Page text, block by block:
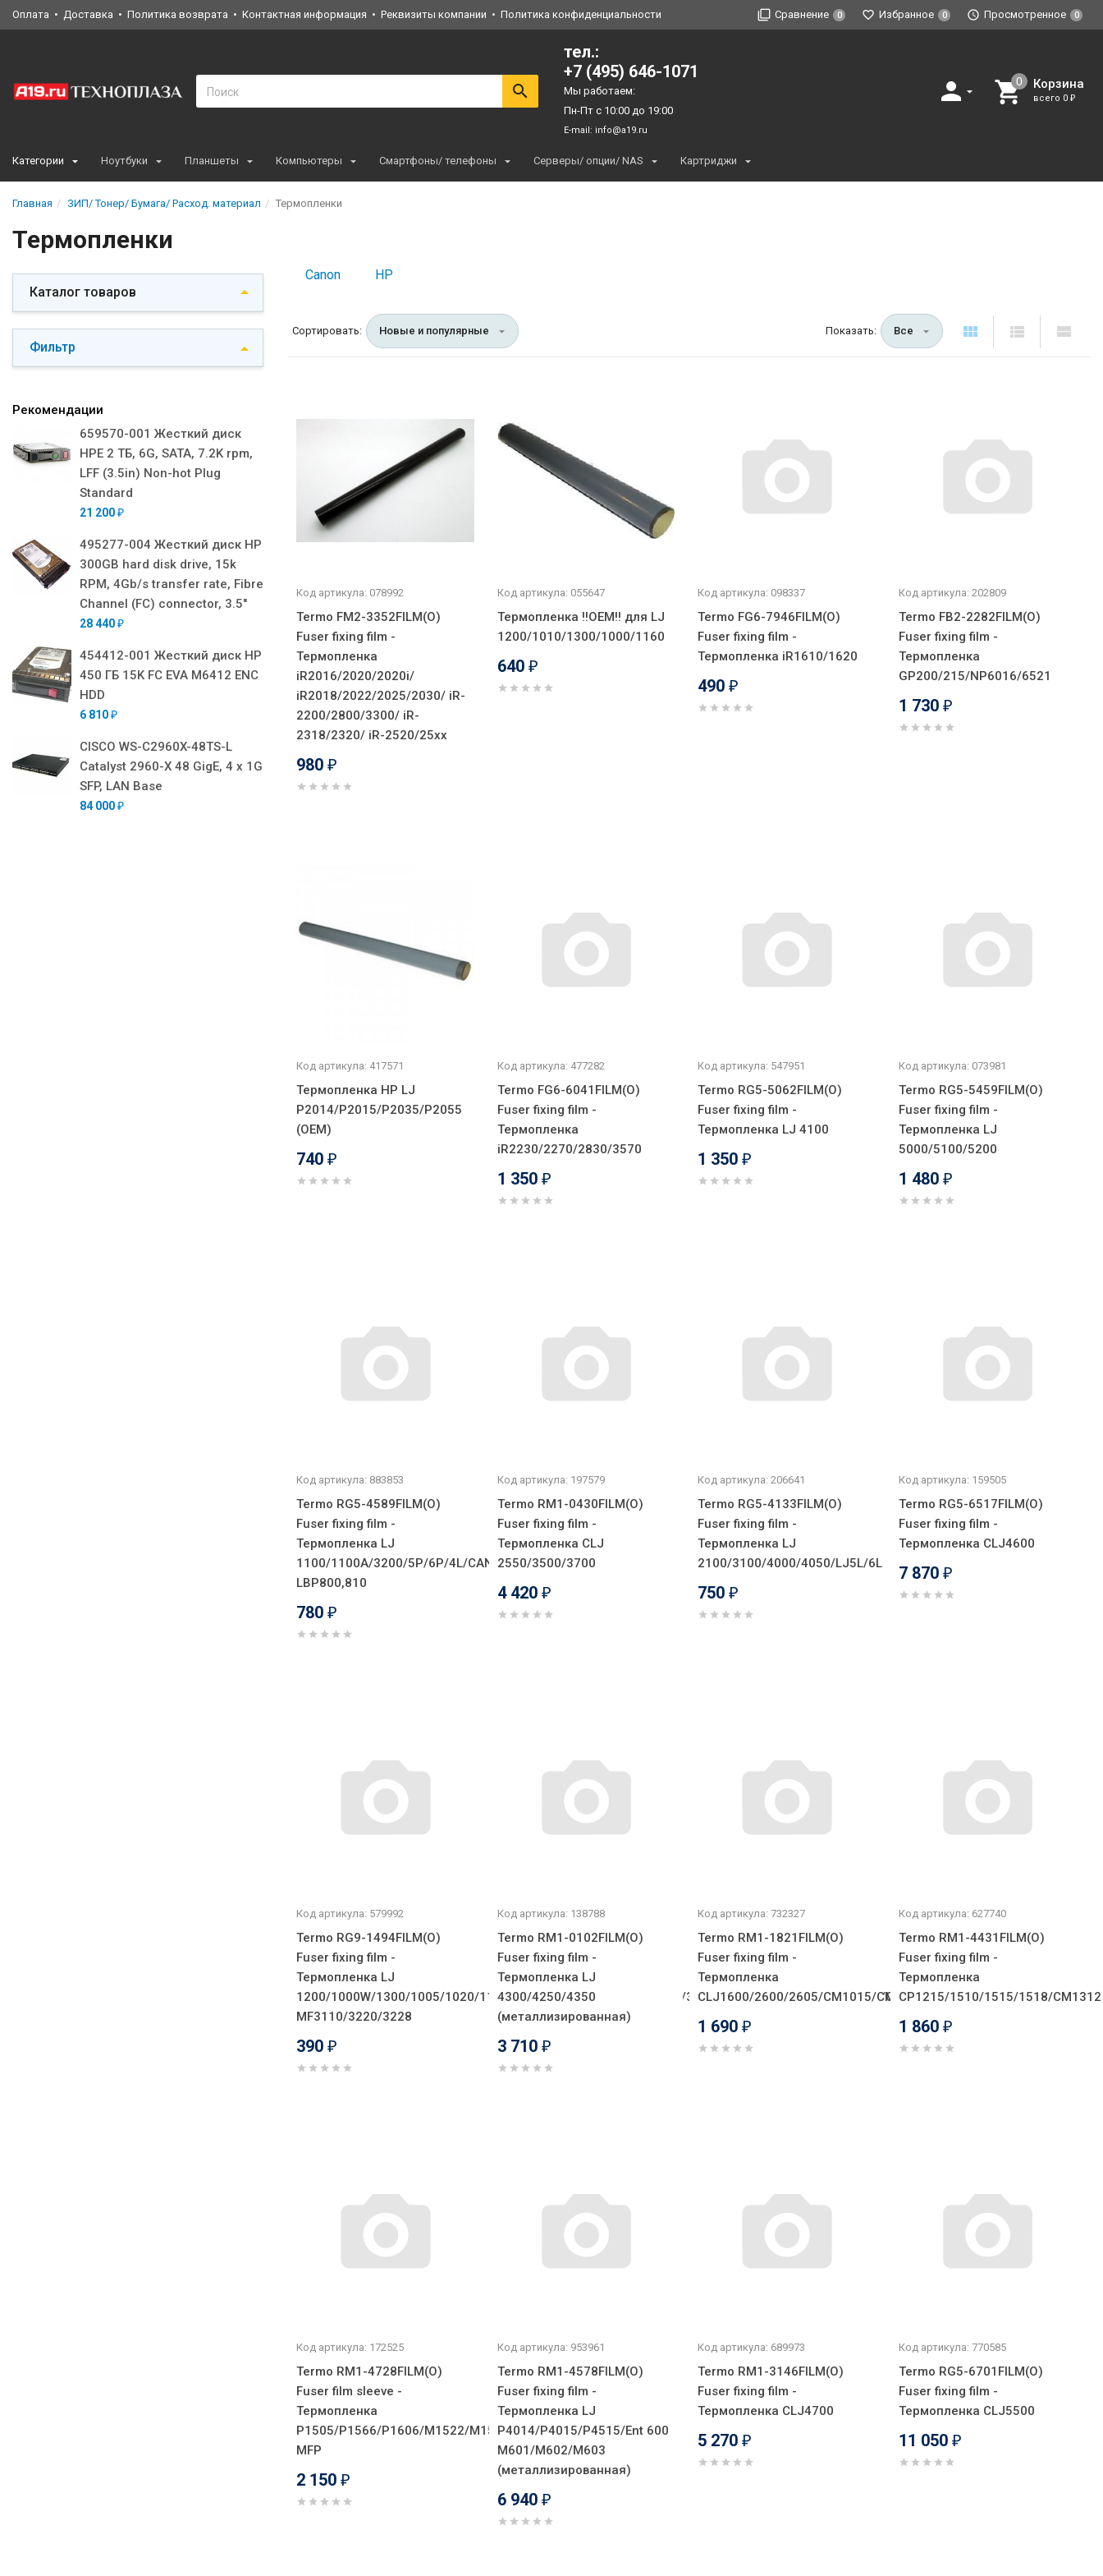
Оплата Доставка Политика возврата Контактная информация Реквизиты компании Политика конфиденциальности Сравнение 0 Избранное 0 Просмотренное 0
тел.:
+7 (495) 646-1071
Мы работаем:
Пн-Пт с 10:00 до 19:00
E-mail: info@a19.ru
Корзина
всего 0 ₽
Категории Ноутбуки Планшеты Компьютеры Смартфоны/ телефоны Серверы/ опции/ NAS Картриджи
Главная ЗИП/ Тонер/ Бумага/ Расход. материал Термопленки
Термопленки
Каталог товаров
Фильтр
Рекомендации
659570-001 Жесткий диск
HPE 2 ТБ, 6G, SATA, 7.2K rpm,
LFF (3.5in) Non-hot Plug
Standard
21 200 ₽
495277-004 Жесткий диск HP
300GB hard disk drive, 15k
RPM, 4Gb/s transfer rate, Fibre
Channel (FC) connector, 3.5"
28 440 ₽
454412-001 Жесткий диск HP
450 ГБ 15K FC EVA M6412 ENC
HDD
6 810 ₽
CISCO WS-C2960X-48TS-L
Catalyst 2960-X 48 GigE, 4 x 1G
SFP, LAN Base
84 000 ₽
Canon HP
Сортировать: Новые и популярные Показать: Все
Код артикула: 078992
Termo FM2-3352FILM(O)
Fuser fixing film -
Термопленка
iR2016/2020/2020i/
iR2018/2022/2025/2030/ iR-
2200/2800/3300/ iR-
2318/2320/ iR-2520/25хх
980 ₽
Код артикула: 055647
Термопленка !!ОЕМ!! для LJ
1200/1010/1300/1000/1160
640 ₽
Код артикула: 098337
Termo FG6-7946FILM(O)
Fuser fixing film -
Термопленка iR1610/1620
490 ₽
Код артикула: 202809
Termo FB2-2282FILM(O)
Fuser fixing film -
Термопленка
GP200/215/NP6016/6521
1 730 ₽
Код артикула: 417571
Термопленка HP LJ
P2014/P2015/P2035/P2055
(OEM)
740 ₽
Код артикула: 477282
Termo FG6-6041FILM(O)
Fuser fixing film -
Термопленка
iR2230/2270/2830/3570
1 350 ₽
Код артикула: 547951
Termo RG5-5062FILM(O)
Fuser fixing film -
Термопленка LJ 4100
1 350 ₽
Код артикула: 073981
Termo RG5-5459FILM(O)
Fuser fixing film -
Термопленка LJ
5000/5100/5200
1 480 ₽
Код артикула: 883853
Termo RG5-4589FILM(O)
Fuser fixing film -
Термопленка LJ
1100/1100A/3200/5P/6P/4L/CANON-
LBP800,810
780 ₽
Код артикула: 197579
Termo RM1-0430FILM(O)
Fuser fixing film -
Термопленка CLJ
2550/3500/3700
4 420 ₽
Код артикула: 206641
Termo RG5-4133FILM(O)
Fuser fixing film -
Термопленка LJ
2100/3100/4000/4050/LJ5L/6L
750 ₽
Код артикула: 159505
Termo RG5-6517FILM(O)
Fuser fixing film -
Термопленка CLJ4600
7 870 ₽
Код артикула: 579992
Termo RG9-1494FILM(O)
Fuser fixing film -
Термопленка LJ
1200/1000W/1300/1005/1020/1160/1320/3015/3020/3030/3050/3052/3055/P2015/P2014/M2727/Canon3222/3240/3241/
MF3110/3220/3228
390 ₽
Код артикула: 138788
Termo RM1-0102FILM(O)
Fuser fixing film -
Термопленка LJ
4300/4250/4350
(металлизированная)
3 710 ₽
Код артикула: 732327
Termo RM1-1821FILM(O)
Fuser fixing film -
Термопленка
CLJ1600/2600/2605/CM1015/CM1017
1 690 ₽
Код артикула: 627740
Termo RM1-4431FILM(O)
Fuser fixing film -
Термопленка
CP1215/1510/1515/1518/CM1312
1 860 ₽
Код артикула: 172525
Termo RM1-4728FILM(O)
Fuser film sleeve -
Термопленка
P1505/P1566/P1606/M1522/M1536/M1120
MFP
2 150 ₽
Код артикула: 953961
Termo RM1-4578FILM(O)
Fuser fixing film -
Термопленка LJ
P4014/P4015/P4515/Ent 600
M601/M602/M603
(металлизированная)
6 940 ₽
Код артикула: 689973
Termo RM1-3146FILM(O)
Fuser fixing film -
Термопленка CLJ4700
5 270 ₽
Код артикула: 770585
Termo RG5-6701FILM(O)
Fuser fixing film -
Термопленка CLJ5500
11 050 ₽